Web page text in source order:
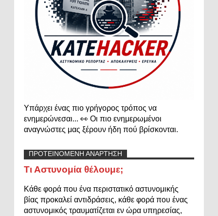
Υπάρχει ένας πιο γρήγορος τρόπος να
ενημερώνεσαι... 👀 Οι πιο ενημερωμένοι
αναγνώστες μας ξέρουν ήδη πού βρίσκονται.
ΠΡΟΤΕΙΝΟΜΕΝΗ ΑΝΑΡΤΗΣΗ
Τι Αστυνομία θέλουμε;
Κάθε φορά που ένα περιστατικό αστυνομικής
βίας προκαλεί αντιδράσεις, κάθε φορά που ένας
αστυνομικός τραυματίζεται εν ώρα υπηρεσίας,